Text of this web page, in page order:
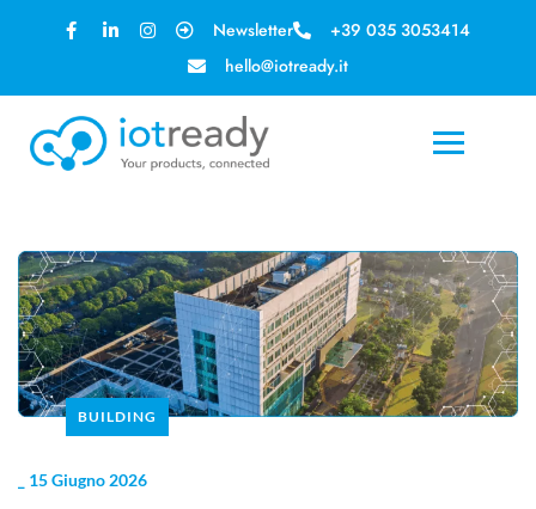
Newsletter
+39 035 3053414
hello@iotready.it
BUILDING
15 Giugno 2026